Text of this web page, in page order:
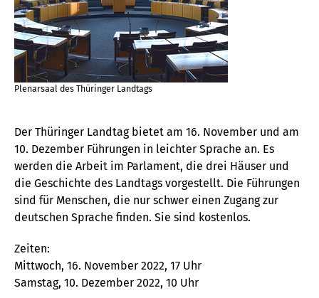
Plenarsaal des Thüringer Landtags
Der Thüringer Landtag bietet am 16. November und am
10. Dezember Führungen in leichter Sprache an. Es
werden die Arbeit im Parlament, die drei Häuser und
die Geschichte des Landtags vorgestellt. Die Führungen
sind für Menschen, die nur schwer einen Zugang zur
deutschen Sprache finden. Sie sind kostenlos.
Zeiten:
Mittwoch, 16. November 2022, 17 Uhr
Samstag, 10. Dezember 2022, 10 Uhr